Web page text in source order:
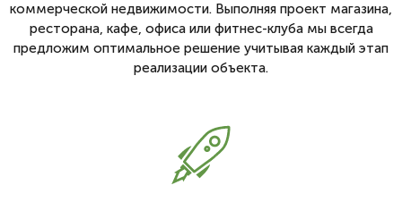
коммерческой недвижимости. Выполняя проект магазина,
ресторана, кафе, офиса или фитнес-клуба мы всегда
предложим оптимальное решение учитывая каждый этап
реализации объекта.